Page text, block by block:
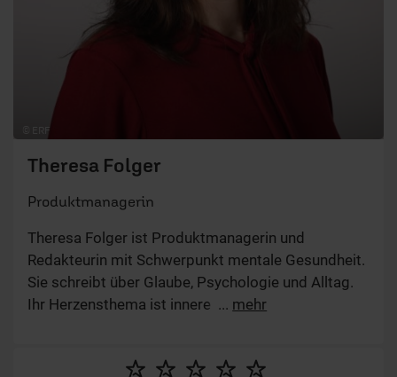
© ERF
Theresa Folger
Produktmanagerin
Theresa Folger ist Produktmanagerin und
Redakteurin mit Schwerpunkt mentale Gesundheit.
Sie schreibt über Glaube, Psychologie und Alltag.
Ihr Herzensthema ist innere Freiheit – im Glauben
... mehr